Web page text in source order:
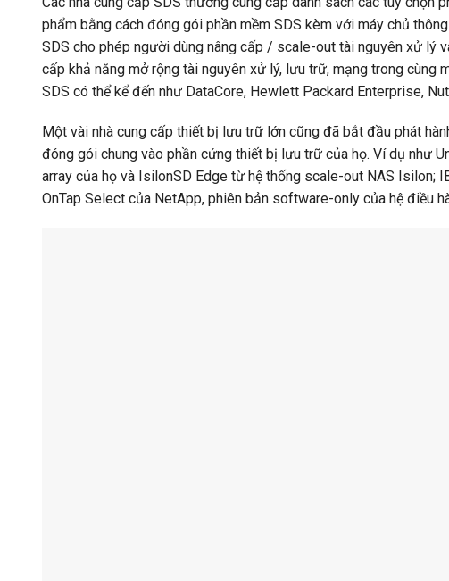
phẩm bằng cách đóng gói phần mềm SDS kèm với máy chủ
SDS cho phép người dùng nâng cấp / scale-out tài nguyên xử lý
cấp khả năng mở rộng tài nguyên xử lý, lưu trữ, mạng trong cùng
SDS có thể kể đến như DataCore, Hewlett Packard Enterprise,
Một vài nhà cung cấp thiết bị lưu trữ lớn cũng đã bắt đầu phát
đóng gói chung vào phần cứng thiết bị lưu trữ của họ. Ví dụ như
array của họ và IsilonSD Edge từ hệ thống scale-out NAS Isilon;
OnTap Select của NetApp, phiên bản software-only của hệ điều